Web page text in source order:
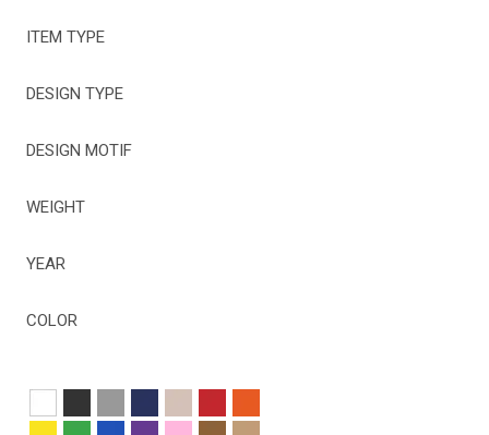
ITEM TYPE
DESIGN TYPE
DESIGN MOTIF
WEIGHT
YEAR
COLOR